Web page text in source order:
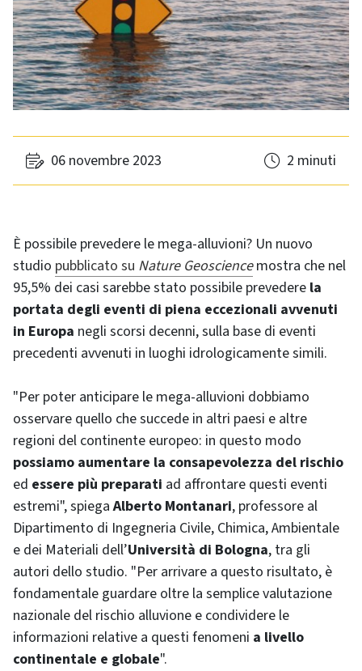
06 novembre 2023 2 minuti
È possibile prevedere le mega-alluvioni? Un nuovo
studio pubblicato su Nature Geosciencemostra che nel
95,5% dei casi sarebbe stato possibile prevedere la
portata degli eventi di piena eccezionali avvenuti
in Europa negli scorsi decenni, sulla base di eventi
precedenti avvenuti in luoghi idrologicamente simili.
"Per poter anticipare le mega-alluvioni dobbiamo
osservare quello che succede in altri paesi e altre
regioni del continente europeo: in questo modo
possiamo aumentare la consapevolezza del rischio
ed essere più preparati ad affrontare questi eventi
estremi", spiegaAlberto Montanari, professore al
Dipartimento di Ingegneria Civile, Chimica, Ambientale
e dei Materiali dell’Università di Bologna, tra gli
autori dello studio. "Per arrivare a questo risultato, è
fondamentale guardare oltre la semplice valutazione
nazionale del rischio alluvione e condividere le
informazioni relative a questi fenomeni a livello
continentale e globale".